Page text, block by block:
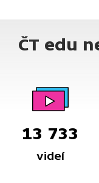
ČT edu
13 733
videí